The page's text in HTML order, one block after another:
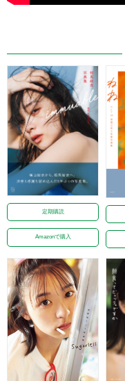
定期購読
Amazonで購入